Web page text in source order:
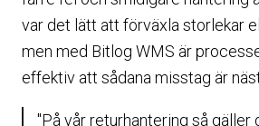
var det lätt att förväxla storlekar
men med Bitlog WMS är
effektiv att sådana misstag är
"På vår returhantering så gäller